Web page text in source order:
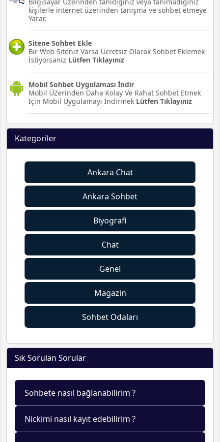
kişilerle internet üzerinden tanışma ve sohbet etmeye
Yarar.
Sitene Sohbet Ekle
Bir Web Siteniz Varsa Ücretsiz Olarak Sohbet Eklemek
İstiyorsaniz Lütfen Tıklayınız
Mobil Sohbet Uygulaması İndir
Mobil ÜZerinden Daha Kolay Ve Rahat Sohbet Etmek
İçin Mobil Uygulamayı İndirmek Lütfen Tıklayınız
Kategoriler
Ankara Chat
Ankara Sohbet
Biyografi
Chat
Genel
Magazin
Sohbet Odaları
Sık Sorulan Sorular
Sohbete nasıl bağlanabilirim ?
Nickimi nasıl kayıt edebilirim ?